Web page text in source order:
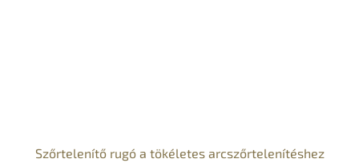
Szőrtelenítő rugó a tökéletes arcszőrtelenítéshez